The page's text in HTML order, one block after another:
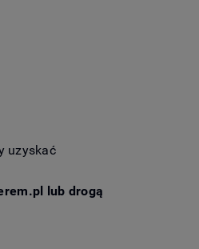
uzyskać
lub drogą